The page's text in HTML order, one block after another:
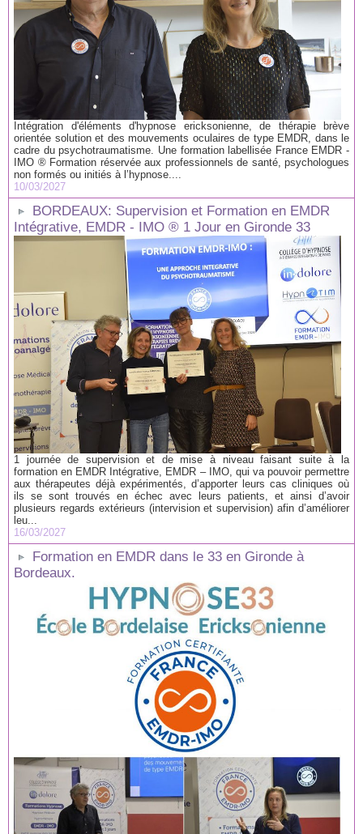
Intégration d'éléments d'hypnose ericksonienne, de thérapie brève
orientée solution et des mouvements oculaires de type EMDR, dans le
cadre du psychotraumatisme. Une formation labellisée France EMDR -
IMO ® Formation réservée aux professionnels de santé, psychologues
non formés ou initiés à l’hypnose....
10/03/2027
BORDEAUX: Supervision et Formation en EMDR
Intégrative, EMDR - IMO ® 1 Jour en Gironde 33
1 journée de supervision et de mise à niveau faisant suite à la
formation en EMDR Intégrative, EMDR – IMO, qui va pouvoir permettre
aux thérapeutes déjà expérimentés, d’apporter leurs cas cliniques où
ils se sont trouvés en échec avec leurs patients, et ainsi d’avoir
plusieurs regards extérieurs (intervision et supervision) afin d’améliorer
leu...
16/03/2027
Formation en EMDR dans le 33 en Gironde à
Bordeaux.